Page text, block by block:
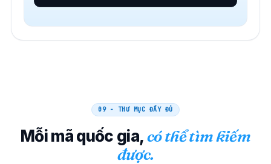
09 - THƯ MỤC ĐẦY ĐỦ
Mỗi mã quốc gia,có thể tìm kiếm
được.